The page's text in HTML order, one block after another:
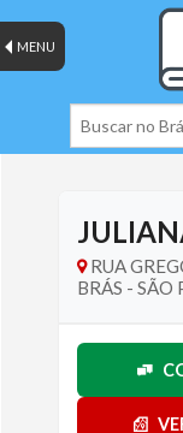
MENU
RUA
BRÁS - SÃO